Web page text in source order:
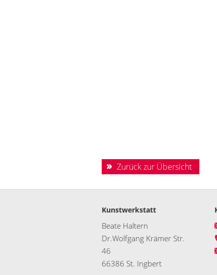
Zurück zur Übersicht
Kunstwerkstatt
Beate Haltern
Dr.Wolfgang Krämer Str.
46
66386 St. Ingbert